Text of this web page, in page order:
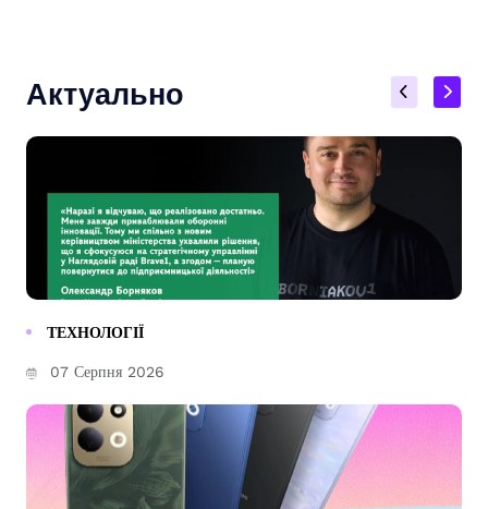
Актуально
ТЕХНОЛОГІЇ
07 Серпня 2026